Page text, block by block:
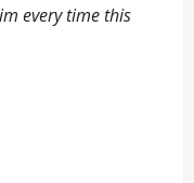
every time this